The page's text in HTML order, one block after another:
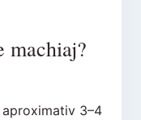
machiaj?
3–4